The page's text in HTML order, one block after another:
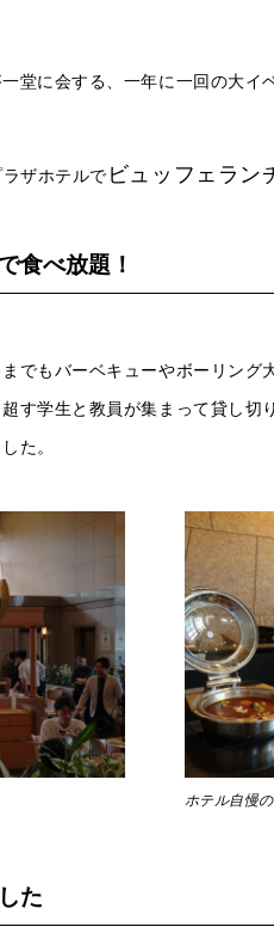
堂に会する、一年に一回の大イ
ザホテルで ビュッフェラン
食べ放題！
でもバーベキューやボーリング
す学生と教員が集まって貸し切
た。
ホテル自慢
た